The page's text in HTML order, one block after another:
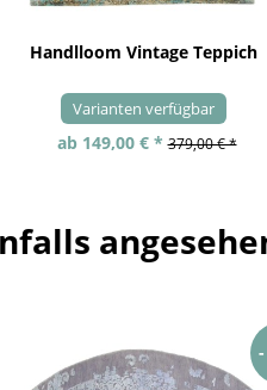
Handlloom Vintage Teppich
Varianten verfügbar
ab 149,00 € * 379,00 € *